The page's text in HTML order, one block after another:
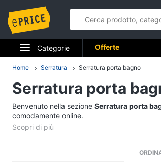
Categorie
Elettrodomestici
Informatica
Telefonia
Smart home
Offerte
Home Serratura Serratura porta bagno
Serratura porta
Benvenuto nella sezione Serratura porta
comodamente online.